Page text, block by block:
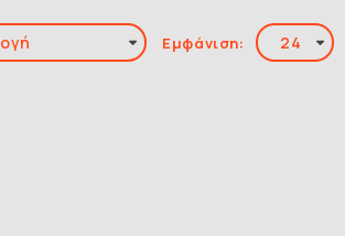
Εμφάνιση: